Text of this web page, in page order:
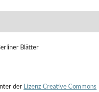
Blätter
der Lizenz Creative Commons